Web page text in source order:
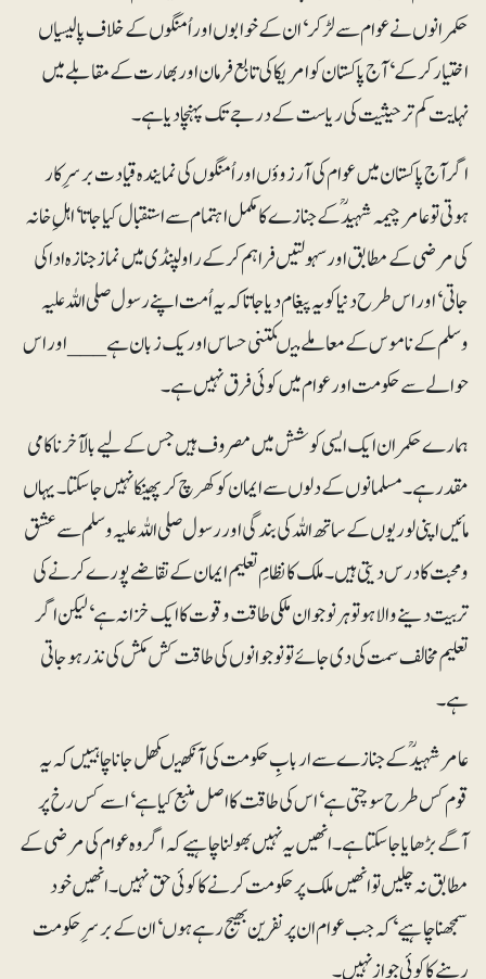
حکمرانوں نے عوام سے لڑکر‘ ان کے خوابوں اور اُمنگوں کے خلاف پالیسیاں
اختیار کرکے‘ آج پاکستان کو امریکا کی تابع فرمان اور بھارت کے مقابلے میں
نہایت کم تر حیثیت کی ریاست کے درجے تک پہنچا دیا ہے۔
اگر آج پاکستان میں عوام کی آرزوؤں اور اُمنگوں کی نمایندہ قیادت برسرِکار
ہوتی تو عامرچیمہ شہیدؒ کے جنازے کا مکمل اہتمام سے استقبال کیا جاتا‘ اہلِ خانہ
کی مرضی کے مطابق اور سہولتیں فراہم کر کے راولپنڈی میں نماز جنازہ ادا کی
جاتی‘ اور اس طرح دنیا کویہ پیغام دیا جاتا کہ یہ اُمت اپنے رسول صلی اللہ علیہ
وسلم کے ناموس کے معاملے میںکتنی حساس اور یک زبان ہے___ اور اس
حوالے سے حکومت اور عوام میں کوئی فرق نہیں ہے۔
ہمارے حکمران ایک ایسی کوشش میں مصروف ہیں جس کے لیے بالآخر ناکامی
مقدر ہے۔ مسلمانوں کے دلوں سے ایمان کو کھرچ کر پھینکا نہیں جاسکتا۔ یہاں
مائیں اپنی لوریوں کے ساتھ اللہ کی بندگی اور رسول صلی اللہ علیہ وسلم سے عشق
و محبت کا درس دیتی ہیں۔ ملک کا نظامِ تعلیم ایمان کے تقاضے پورے کرنے کی
تربیت دینے والا ہو تو ہر نوجوان ملکی طاقت وقوت کا ایک خزانہ ہے‘ لیکن اگر
تعلیم مخالف سمت کی دی جائے تو نوجوانوں کی طاقت کش مکش کی نذر ہوجاتی
ہے۔
عامرشہیدؒ کے جنازے سے اربابِ حکومت کی آنکھیںکھل جانا چاہییں کہ یہ
قوم کس طرح سوچتی ہے‘ اس کی طاقت کا اصل منبع کیا ہے‘ اسے کس رخ پر
آگے بڑھایا جا سکتا ہے۔ انھیں یہ نہیں بھولنا چاہیے کہ اگر وہ عوام کی مرضی کے
مطابق نہ چلیں تو انھیں ملک پر حکومت کرنے کا کوئی حق نہیں۔ انھیں خود
سمجھنا چاہیے‘ کہ جب عوام ان پر نفرین بھیج رہے ہوں‘ ان کے برسرِحکومت
رہنے کا کوئی جواز نہیں۔